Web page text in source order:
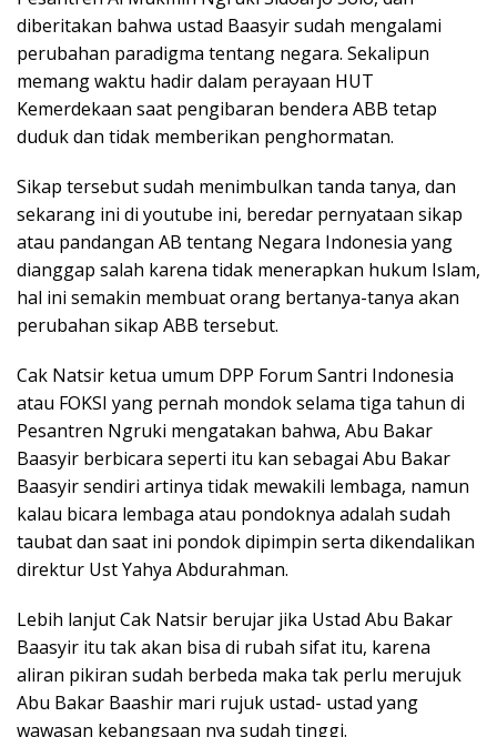
diberitakan bahwa ustad Baasyir sudah mengalami
perubahan paradigma tentang negara. Sekalipun
memang waktu hadir dalam perayaan HUT
Kemerdekaan saat pengibaran bendera ABB tetap
duduk dan tidak memberikan penghormatan.
Sikap tersebut sudah menimbulkan tanda tanya, dan
sekarang ini di youtube ini, beredar pernyataan sikap
atau pandangan AB tentang Negara Indonesia yang
dianggap salah karena tidak menerapkan hukum Islam,
hal ini semakin membuat orang bertanya-tanya akan
perubahan sikap ABB tersebut.
Cak Natsir ketua umum DPP Forum Santri Indonesia
atau FOKSI yang pernah mondok selama tiga tahun di
Pesantren Ngruki mengatakan bahwa, Abu Bakar
Baasyir berbicara seperti itu kan sebagai Abu Bakar
Baasyir sendiri artinya tidak mewakili lembaga, namun
kalau bicara lembaga atau pondoknya adalah sudah
taubat dan saat ini pondok dipimpin serta dikendalikan
direktur Ust Yahya Abdurahman.
Lebih lanjut Cak Natsir berujar jika Ustad Abu Bakar
Baasyir itu tak akan bisa di rubah sifat itu, karena
aliran pikiran sudah berbeda maka tak perlu merujuk
Abu Bakar Baashir mari rujuk ustad- ustad yang
wawasan kebangsaan nya sudah tinggi.